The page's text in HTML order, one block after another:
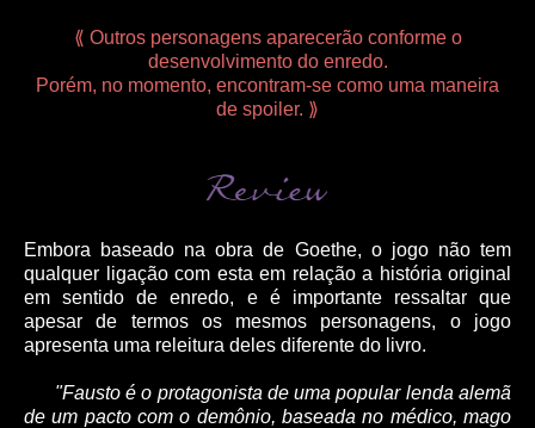
⟪ Outros personagens aparecerão conforme o
desenvolvimento do enredo.
Porém, no momento, encontram-se como uma maneira
de spoiler. ⟫
Embora baseado na obra de Goethe, o jogo não tem
qualquer ligação com esta em relação a história original
em sentido de enredo, e é importante ressaltar que
apesar de termos os mesmos personagens, o jogo
apresenta uma releitura deles diferente do livro.
"Fausto é o protagonista de uma popular lenda alemã
de um pacto com o demônio, baseada no médico, mago